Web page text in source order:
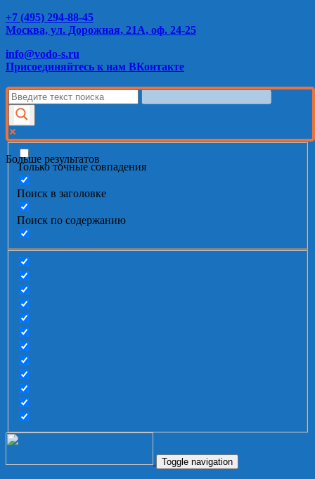
+7 (495) 294-88-45
Москва, ул. Дорожная, 21А, оф. 24-25
info@vodo-s.ru
Присоединяйтесь к нам ВКонтакте
Больше результатов
Только точные совпадения
Поиск в заголовке
Поиск по содержанию
Toggle navigation